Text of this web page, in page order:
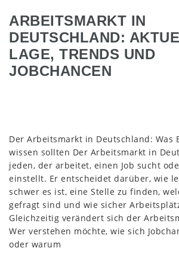
ARBEITSMARKT IN
DEUTSCHLAND:
LAGE, TRENDS UND
JOBCHANCEN
Der Arbeitsmarkt in Deutschland: Was
wissen sollten Der Arbeitsmarkt in
jeden, der arbeitet, einen Job sucht
einstellt. Er entscheidet darüber, wie
schwer es ist, eine Stelle zu finden,
gefragt sind und wie sicher
Gleichzeitig verändert sich der
Wer verstehen möchte, wie sich
oder warum